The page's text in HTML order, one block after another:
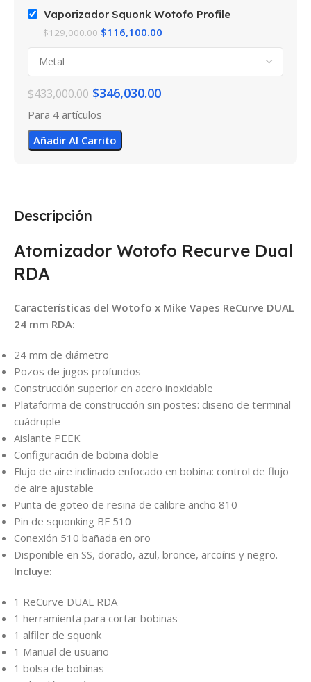
Vaporizador Squonk Wotofo Profile
$129,000.00 $116,100.00
$433,000.00 $346,030.00
Para 4 artículos
Añadir Al Carrito
Descripción
Atomizador Wotofo Recurve Dual
RDA
Características del Wotofo x Mike Vapes ReCurve DUAL
24 mm RDA:
24 mm de diámetro
Pozos de jugos profundos
Construcción superior en acero inoxidable
Plataforma de construcción sin postes: diseño de terminal
cuádruple
Aislante PEEK
Configuración de bobina doble
Flujo de aire inclinado enfocado en bobina: control de flujo
de aire ajustable
Punta de goteo de resina de calibre ancho 810
Pin de squonking BF 510
Conexión 510 bañada en oro
Disponible en SS, dorado, azul, bronce, arcoíris y negro.
Incluye:
1 ReCurve DUAL RDA
1 herramienta para cortar bobinas
1 alfiler de squonk
1 Manual de usuario
1 bolsa de bobinas